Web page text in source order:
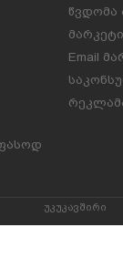
წვდომა
Email
უკუკავშირი